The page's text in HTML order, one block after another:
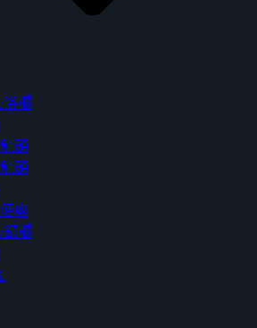
浴櫃
頭
頭
座
鏡櫃